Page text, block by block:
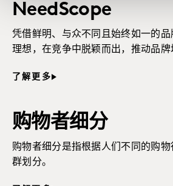
NeedScope
凭借鲜明、与众不同且始终如一的
理想，在竞争中脱颖而出，推动品牌
了解更多
购物者细分
购物者细分是指根据人们不同的购
群划分。